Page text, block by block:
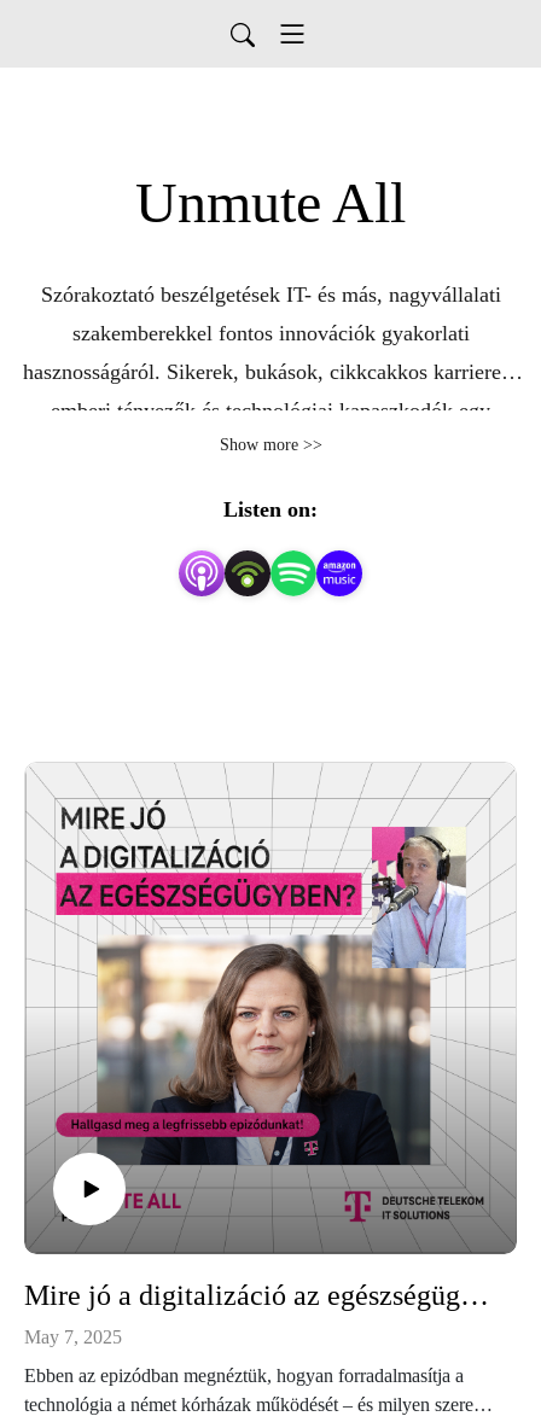
Unmute All
Szórakoztató beszélgetések IT- és más, nagyvállalati
szakemberekkel fontos innovációk gyakorlati
hasznosságáról. Sikerek, bukások, cikkcakkos karrierek,
emberi tényezők és technológiai kapaszkodók egy
állandóan változó világban. Ez a Deutsche Telekom IT
Show more >>
Listen on:
Mire jó a digitalizáció az egészségügyben? – Az AI mindig tanul és sosem fárad el, de az orvos dönt
May 7, 2025
Ebben az epizódban megnéztük, hogyan forradalmasítja a
technológia a német kórházak működését – és milyen szerepe